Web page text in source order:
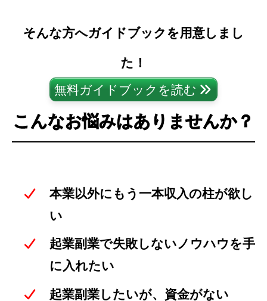
そんな方へガイドブックを用意しまし
た！
無料ガイドブックを読む
こんなお悩みはありませんか？
本業以外にもう一本収入の柱が欲し
い
起業副業で失敗しないノウハウを手
に入れたい
起業副業したいが、資金がない